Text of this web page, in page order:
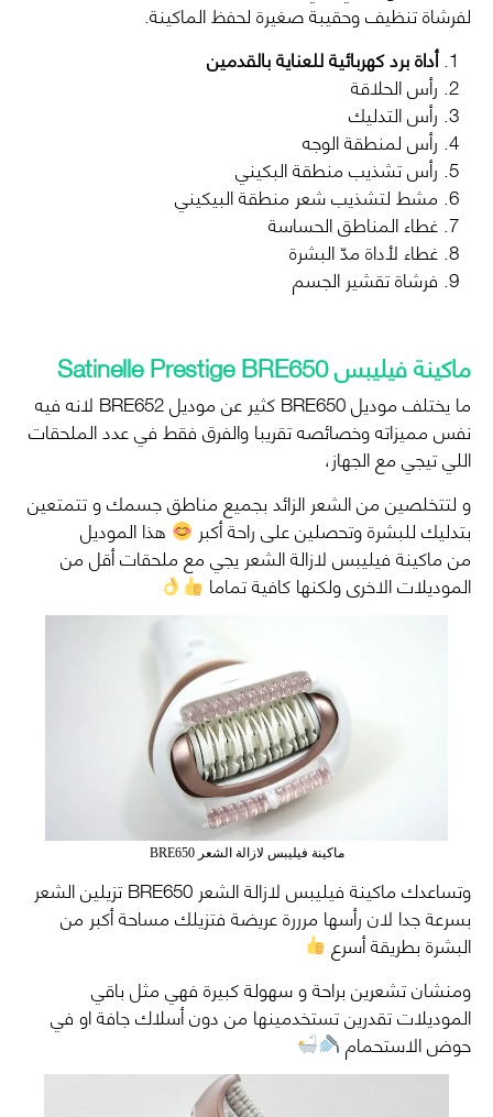
لفرشاة تنظيف وحقيبة صغيرة لحفظ الماكينة.
أداة برد كهربائية للعناية بالقدمين
رأس الحلاقة
رأس التدليك
رأس لمنطقة الوجه
رأس تشذيب منطقة البكيني
مشط لتشذيب شعر منطقة البيكيني
غطاء المناطق الحساسة
غطاء لأداة مدّ البشرة
فرشاة تقشير الجسم
ماكينة فيليبس Satinelle Prestige BRE650
ما يختلف موديل BRE650 كثير عن موديل BRE652 لانه فيه
نفس مميزاته وخصائصه تقريبا والفرق فقط في عدد الملحقات
اللي تيجي مع الجهاز،
و لتتخلصين من الشعر الزائد بجميع مناطق جسمك و تتمتعين
بتدليك للبشرة وتحصلين على راحة أكبر هذا الموديل
من ماكينة فيليبس لازالة الشعر يجي مع ملحقات أقل من
الموديلات الاخرى ولكنها كافية تماما
ماكينة فيليبس لازالة الشعر BRE650
وتساعدك ماكينة فيليبس لازالة الشعر BRE650 تزيلين الشعر
بسرعة جدا لان رأسها مرررة عريضة فتزيلك مساحة أكبر من
البشرة بطريقة أسرع
ومنشان تشعرين براحة و سهولة كبيرة فهي مثل باقي
الموديلات تقدرين تستخدمينها من دون أسلاك جافة او في
حوض الاستحمام